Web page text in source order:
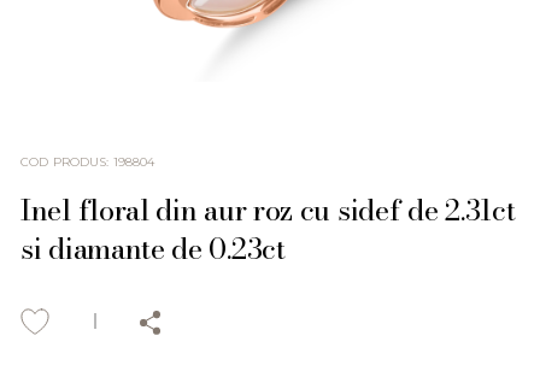
COD PRODUS: 198804
Inel floral din aur roz cu sidef de 2.31ct
si diamante de 0.23ct